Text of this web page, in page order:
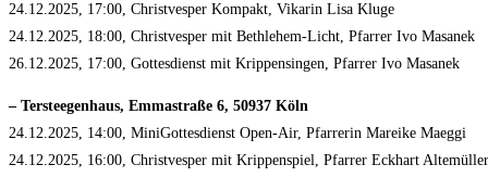
24.12.2025, 17:00, Christvesper Kompakt, Vikarin Lisa Kluge
24.12.2025, 18:00, Christvesper mit Bethlehem-Licht, Pfarrer Ivo Masanek
26.12.2025, 17:00, Gottesdienst mit Krippensingen, Pfarrer Ivo Masanek
– Tersteegenhaus, Emmastraße 6, 50937 Köln
24.12.2025, 14:00, MiniGottesdienst Open-Air, Pfarrerin Mareike Maeggi
24.12.2025, 16:00, Christvesper mit Krippenspiel, Pfarrer Eckhart